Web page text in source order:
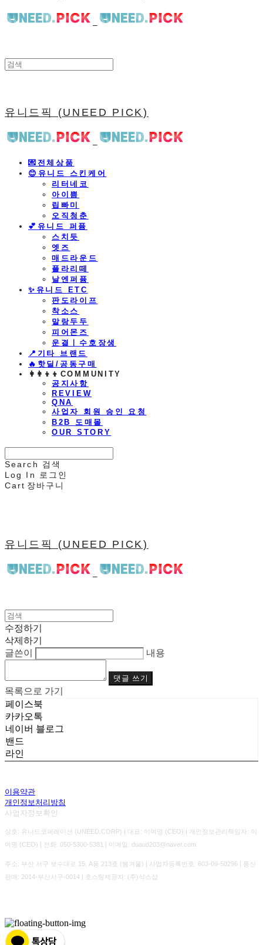
유니드픽 (UNEED PICK)
💌전체상품
😊유니드 스킨케어
리터네코
아이쁨
립빠미
오직청춘
💕유니드 퍼퓸
스치듯
엣즈
매드라운드
플라리떼
날엔퍼퓸
​✨유니드 ETC
판도라이프
착소스
말랑두두
피어몬즈
운결ㅣ수호장생
📍기타 브랜드
🔥핫딜/공동구매
👩‍👩‍👦‍👦COMMUNITY
공지사항
REVIEW
QNA
사업자 회원 승인 요청
B2B 도매몰
OUR STORY
Search
검색
Log In
로그인
Cart 장바구니
유니드픽 (UNEED PICK)
수정하기
삭제하기
글쓴이
내용
댓글 쓰기
목록으로 가기
페이스북
카카오톡
네이버 블로그
밴드
라인
이용약관
개인정보처리방침
사업자정보확인
상호: 유니드코퍼레이션 (UNEED.CORP) | 대표: 이여명 (CEO) | 개인정보관리책임자: 이
여명 (CEO) | 전화: 050-5300-5381 | 이메일: duaud203@naver.com
주소: 부산 서구 보수대로 15, A동 213호 (봄겨울) | 사업자등록번호: 603-09-50296 | 통신
판매: 2014-부산서구-0014 | 호스팅제공자: (주)식스샵